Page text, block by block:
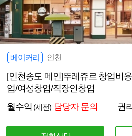
베이커리 인천
[인천송도 메인]뚜레쥬르 창업비
업/여성창업/직장인창업
월수익 (세전) 담당자 문의 권